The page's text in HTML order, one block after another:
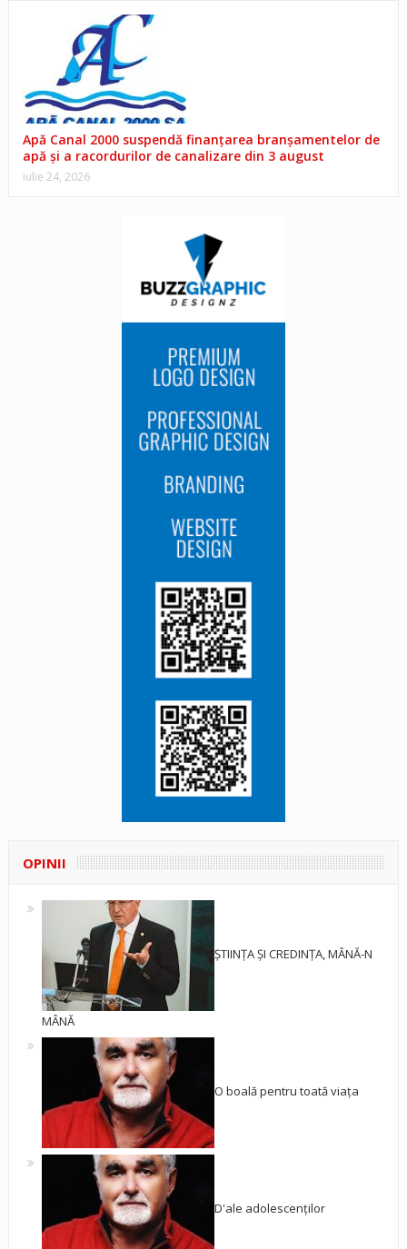
Apă Canal 2000 suspendă finanțarea branșamentelor de
apă și a racordurilor de canalizare din 3 august
iulie 24, 2026
OPINII
ȘTIINȚA ȘI CREDINȚA, MÂNĂ-N
MÂNĂ
O boală pentru toată viața
D'ale adolescenților